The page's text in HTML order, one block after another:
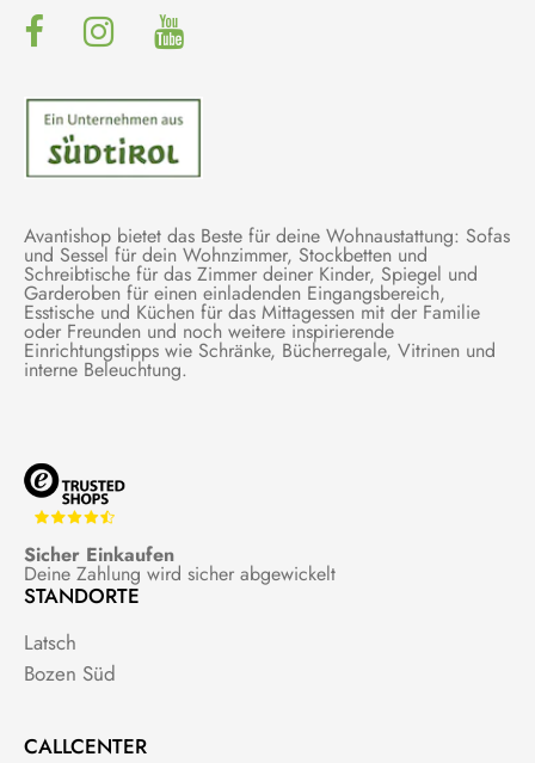
Avantishop bietet das Beste für deine Wohnaustattung: Sofas
und Sessel für dein Wohnzimmer, Stockbetten und
Schreibtische für das Zimmer deiner Kinder, Spiegel und
Garderoben für einen einladenden Eingangsbereich,
Esstische und Küchen für das Mittagessen mit der Familie
oder Freunden und noch weitere inspirierende
Einrichtungstipps wie Schränke, Bücherregale, Vitrinen und
interne Beleuchtung.
Sicher Einkaufen
Deine Zahlung wird sicher abgewickelt
STANDORTE
Latsch
Bozen Süd
CALLCENTER